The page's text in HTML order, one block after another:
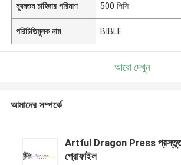
ন্যূনতম চাহিদার পরিমাণ 500 পিসি
পরিচিতিমুলক নাম BIBLE
আরো দেখুন
আমাদের সম্পর্কে
Artful Dragon Press
প্রোফাইল